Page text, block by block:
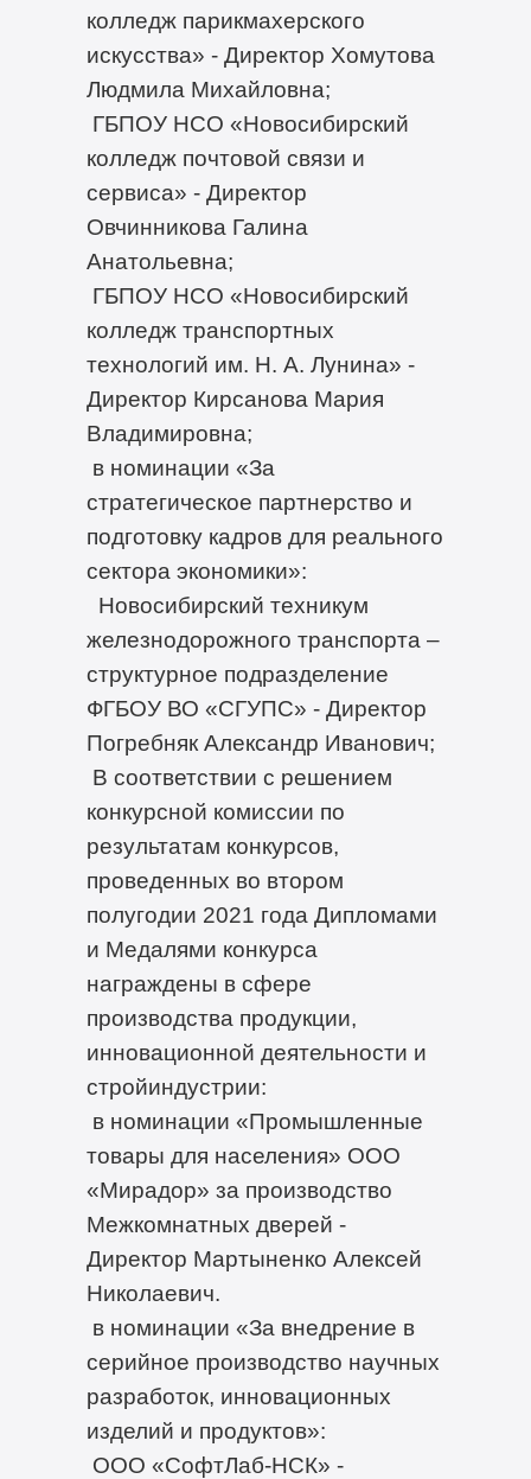
колледж парикмахерского
искусства» - Директор Хомутова
Людмила Михайловна;
ГБПОУ НСО «Новосибирский
колледж почтовой связи и
сервиса» - Директор
Овчинникова Галина
Анатольевна;
ГБПОУ НСО «Новосибирский
колледж транспортных
технологий им. Н. А. Лунина» -
Директор Кирсанова Мария
Владимировна;
в номинации «За
стратегическое партнерство и
подготовку кадров для реального
сектора экономики»:
Новосибирский техникум
железнодорожного транспорта –
структурное подразделение
ФГБОУ ВО «СГУПС» - Директор
Погребняк Александр Иванович;
В соответствии с решением
конкурсной комиссии по
результатам конкурсов,
проведенных во втором
полугодии 2021 года Дипломами
и Медалями конкурса
награждены в сфере
производства продукции,
инновационной деятельности и
стройиндустрии:
в номинации «Промышленные
товары для населения» ООО
«Мирадор» за производство
Межкомнатных дверей -
Директор Мартыненко Алексей
Николаевич.
в номинации «За внедрение в
серийное производство научных
разработок, инновационных
изделий и продуктов»:
ООО «СофтЛаб-НСК» -